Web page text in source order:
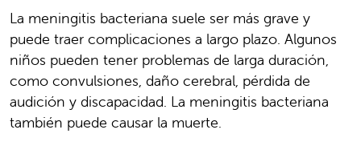
La meningitis bacteriana suele ser más grave y
puede traer complicaciones a largo plazo. Algunos
niños pueden tener problemas de larga duración,
como convulsiones, daño cerebral, pérdida de
audición y discapacidad. La meningitis bacteriana
también puede causar la muerte.